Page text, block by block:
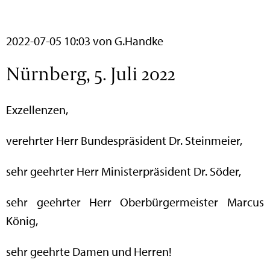
2022-07-05 10:03 von G.Handke
Nürnberg, 5. Juli 2022
Exzellenzen,
verehrter Herr Bundespräsident Dr. Steinmeier,
sehr geehrter Herr Ministerpräsident Dr. Söder,
sehr geehrter Herr Oberbürgermeister Marcus
König,
sehr geehrte Damen und Herren!